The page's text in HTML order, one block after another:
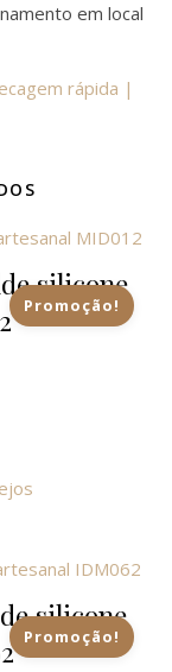
em local
rápida |
Promoção!
silicone
era: €23.90.
atual é: €16.15.
Promoção!
silicone